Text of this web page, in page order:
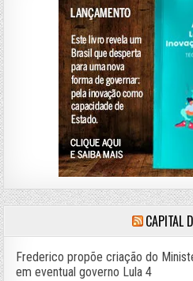
CAPITAL
Frederico propõe criação do
em eventual governo Lula 4